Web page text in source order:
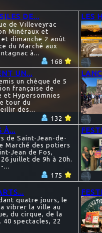
DE...
de Villeveyrac
Minéraux et
dimanche 2 août
du Marché aux
à...
168
LES
UN...
un chèque de 5
française de
et Hypersomnies
tour du
des...
132
À...
de Saint-Jean-de-
Marché des potiers
Jean de Fos,
juillet de 9h à 20h.
...
175
quatre jours, le
vibrer la ville au
du cirque, de la
40 spectacles, 22